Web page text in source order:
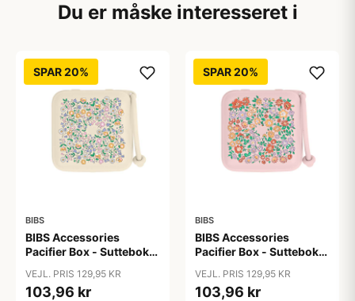
Du er måske interesseret i
SPAR 20%
BIBS
BIBS Accessories
Pacifier Box - Sutteboks
Meadow/Ivory
VEJL. PRIS 129,95 KR
103,96 kr
SPAR 20%
BIBS
BIBS Accessories
Pacifier Box - Sutteboks
Meadow/Blossom
VEJL. PRIS 129,95 KR
103,96 kr